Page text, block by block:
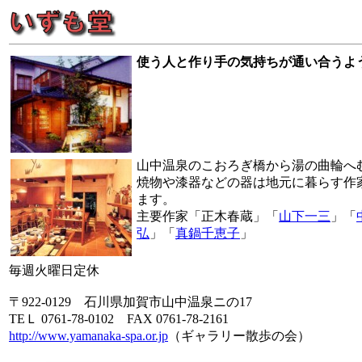
使う人と作り手の気持ちが通い合う
山中温泉のこおろぎ橋から湯の曲輪
焼物や漆器などの器は地元に暮らす
ます。
主要作家「正木春蔵」「 山下一三 」「
弘 」「 真鍋千恵子 」
毎週火曜日定休
〒922-0129 石川県加賀市山中温泉ニの17
TEＬ 0761-78-0102 FAX 0761-78-2161
http://www.yamanaka-spa.or.jp （ギャラリー散歩の会）